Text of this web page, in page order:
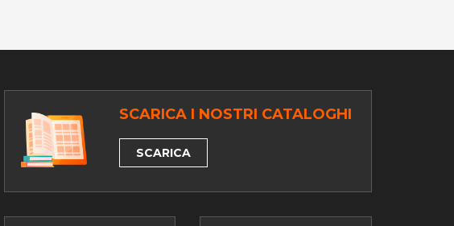
SCARICA I NOSTRI CATALOGHI
SCARICA